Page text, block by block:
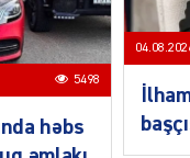
5498
həbs